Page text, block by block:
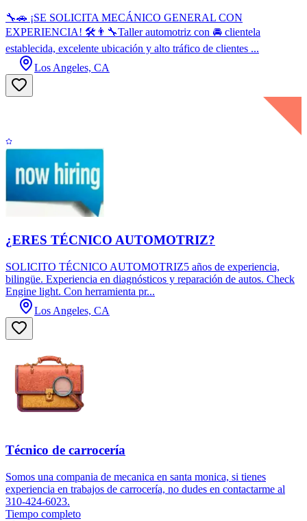
🔧🚗 ¡SE SOLICITA MECÁNICO GENERAL CON
EXPERIENCIA! 🛠️👨‍🔧Taller automotriz con 🚘 clientela
establecida, excelente ubicación y alto tráfico de clientes ...
Los Angeles, CA
¿ERES TÉCNICO AUTOMOTRIZ?
SOLICITO TÉCNICO AUTOMOTRIZ5 años de experiencia,
bilingüe. Experiencia en diagnósticos y reparación de autos. Check
Engine light. Con herramienta pr...
Los Angeles, CA
Técnico de carrocería
Somos una compania de mecanica en santa monica, si tienes
experiencia en trabajos de carrocería, no dudes en contactarme al
310-424-6023.
Tiempo completo